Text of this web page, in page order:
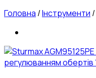
Головна /Інструменти /